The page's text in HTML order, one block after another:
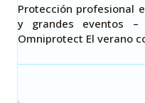
Protección profesional
y grandes eventos
Omniprotect El verano